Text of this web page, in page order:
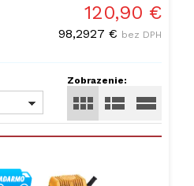
120,90 €
98,2927 € bez DPH
Zobrazenie: